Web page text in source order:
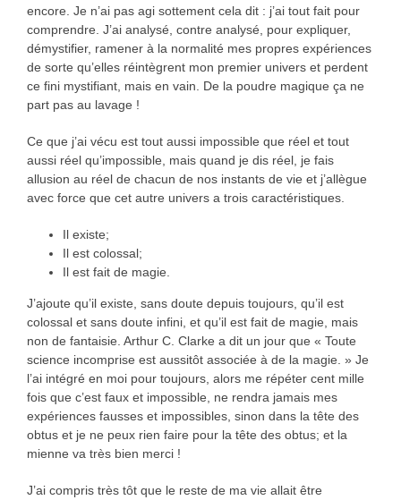
encore. Je n’ai pas agi sottement cela dit : j’ai tout fait pour
comprendre. J’ai analysé, contre analysé, pour expliquer,
démystifier, ramener à la normalité mes propres expériences
de sorte qu’elles réintègrent mon premier univers et perdent
ce fini mystifiant, mais en vain. De la poudre magique ça ne
part pas au lavage !
Ce que j’ai vécu est tout aussi impossible que réel et tout
aussi réel qu’impossible, mais quand je dis réel, je fais
allusion au réel de chacun de nos instants de vie et j’allègue
avec force que cet autre univers a trois caractéristiques.
Il existe;
Il est colossal;
Il est fait de magie.
J’ajoute qu’il existe, sans doute depuis toujours, qu’il est
colossal et sans doute infini, et qu’il est fait de magie, mais
non de fantaisie. Arthur C. Clarke a dit un jour que « Toute
science incomprise est aussitôt associée à de la magie. » Je
l’ai intégré en moi pour toujours, alors me répéter cent mille
fois que c’est faux et impossible, ne rendra jamais mes
expériences fausses et impossibles, sinon dans la tête des
obtus et je ne peux rien faire pour la tête des obtus; et la
mienne va très bien merci !
J’ai compris très tôt que le reste de ma vie allait être